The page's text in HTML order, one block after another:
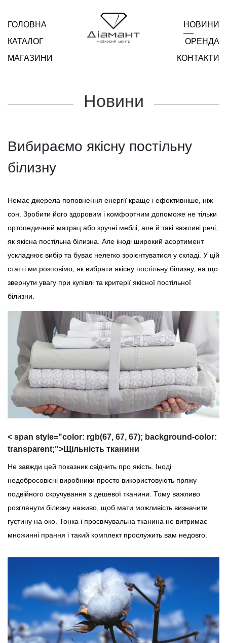
ГОЛОВНА
КАТАЛОГ
МАГАЗИНИ
НОВИНИ
ОРЕНДА
КОНТАКТИ
Новини
Вибираємо якісну постільну
білизну
Немає джерела поповнення енергії краще і ефективніше, ніж
сон. Зробити його здоровим і комфортним допоможе не тільки
ортопедичний матрац або зручні меблі, але й такі важливі речі,
як якісна постільна білизна. Але іноді широкий асортимент
ускладнює вибір та буває нелегко зорієнтуватися у складі. У цій
статті ми розповімо, як вибрати якісну постільну білизну, на що
звернути увагу при купівлі та критерії якісної постільної
білизни.
< span style="color: rgb(67, 67, 67); background-color:
transparent;">Щільність тканини
Не завжди цей показник свідчить про якість. Іноді
недобросовісні виробники просто використовують пряжу
подвійного скручування з дешевої тканини. Тому важливо
розглянути білизну наживо, щоб мати можливість визначити
густину на око. Тонка і просвічувальна тканина не витримає
множинні прання і такий комплект прослужить вам недовго.